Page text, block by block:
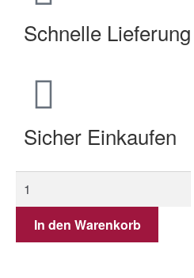
Schnelle Lieferung
Sicher Einkaufen
In den Warenkorb